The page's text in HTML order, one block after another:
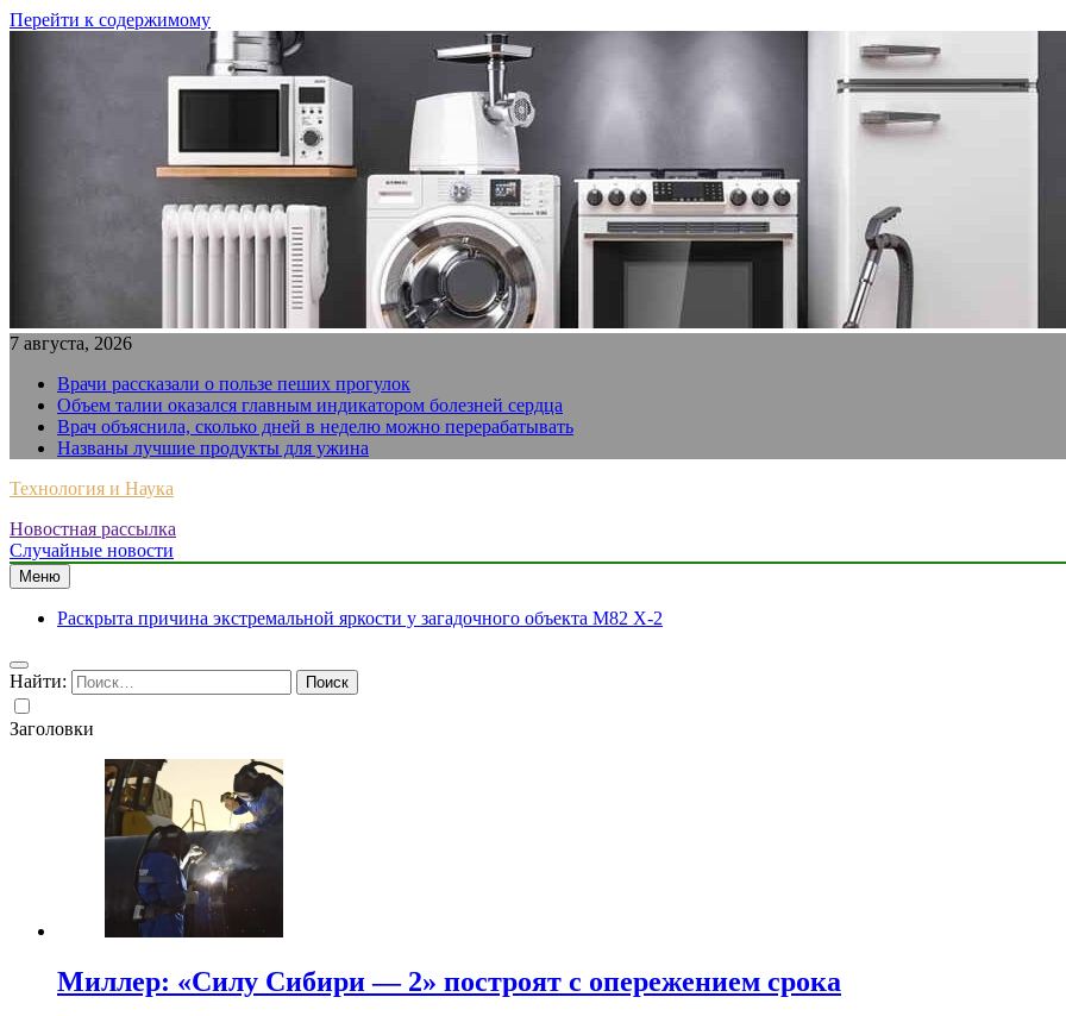
Перейти к содержимому
7 августа, 2026
Врачи рассказали о пользе пеших прогулок
Объем талии оказался главным индикатором болезней сердца
Врач объяснила, сколько дней в неделю можно перерабатывать
Названы лучшие продукты для ужина
Технология и Наука
Новостная рассылка
Случайные новости
Меню
Раскрыта причина экстремальной яркости у загадочного объекта M82 X-2
Найти:
Заголовки
Миллер: «Силу Сибири — 2» построят с опережением срока